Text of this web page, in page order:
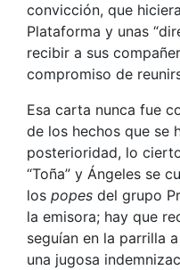
convicción, que
Plataforma y unas
recibir a sus
compromiso de
Esa carta nunca fue
de los hechos que se
posterioridad, lo
“Toña” y Ángeles se
los popes del grupo
la emisora; hay que
seguían en la parrilla
una jugosa